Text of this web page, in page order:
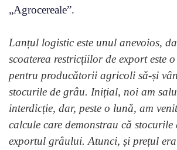
„Agrocereale”.
Lanțul logistic este unul anevoios,
scoaterea restricțiilor de export este
pentru producătorii agricoli să-și
stocurile de grâu. Inițial, noi am
interdicție, dar, peste o lună, am
calcule care demonstrau că
exportul grâului. Atunci, și prețul